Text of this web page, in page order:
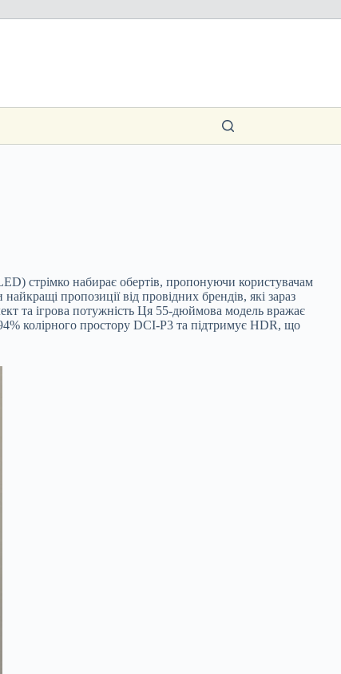
стрімко набирає обертів, пропонуючи користувачам
пропозиції від провідних брендів, які зараз
та ігрова потужність Ця 55-дюймова модель вражає
колірного простору DCI-P3 та підтримує HDR, що